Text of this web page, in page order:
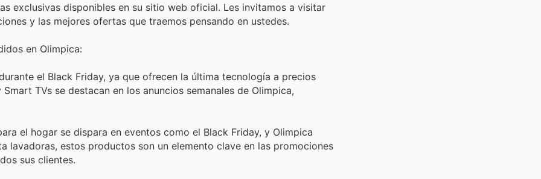
exclusivas disponibles en su sitio web oficial. Les invitamos a visitar
y las mejores ofertas que traemos pensando en ustedes.
en Olimpica:
el Black Friday, ya que ofrecen la última tecnología a precios
TVs se destacan en los anuncios semanales de Olimpica,
el hogar se dispara en eventos como el Black Friday, y Olimpica
lavadoras, estos productos son un elemento clave en las promociones
sus clientes.